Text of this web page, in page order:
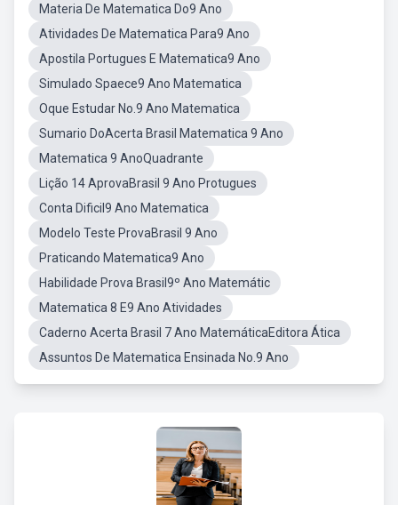
Materia De Matematica Do9 Ano
Atividades De Matematica Para9 Ano
Apostila Portugues E Matematica9 Ano
Simulado Spaece9 Ano Matematica
Oque Estudar No.9 Ano Matematica
Sumario DoAcerta Brasil Matematica 9 Ano
Matematica 9 AnoQuadrante
Lição 14 AprovaBrasil 9 Ano Protugues
Conta Dificil9 Ano Matematica
Modelo Teste ProvaBrasil 9 Ano
Praticando Matematica9 Ano
Habilidade Prova Brasil9º Ano Matemátic
Matematica 8 E9 Ano Atividades
Caderno Acerta Brasil 7 Ano MatemáticaEditora Ática
Assuntos De Matematica Ensinada No.9 Ano